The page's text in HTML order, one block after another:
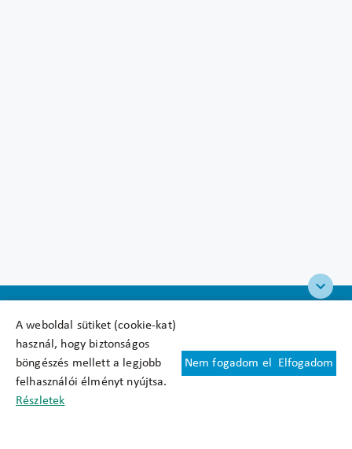
A weboldal sütiket (cookie-kat)
használ, hogy biztonságos
böngészés mellett a legjobb
felhasználói élményt nyújtsa.
Részletek
Nem fogadom el Elfogadom
Felhasználási feltételek